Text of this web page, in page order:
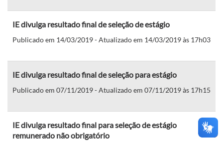
IE divulga resultado final de seleção de estágio
Publicado em 14/03/2019 - Atualizado em 14/03/2019 às 17h03
IE divulga resultado final de seleção para estágio
Publicado em 07/11/2019 - Atualizado em 07/11/2019 às 17h15
IE divulga resultado final para seleção de estágio
remunerado não obrigatório